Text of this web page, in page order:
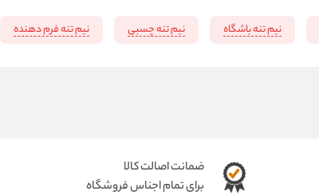
نیم تنه باشگاه نیم تنه چسبی نیم تنه فرم دهنده
ضمانت اصالت کالا
برای تمام اجناس فروشگاه